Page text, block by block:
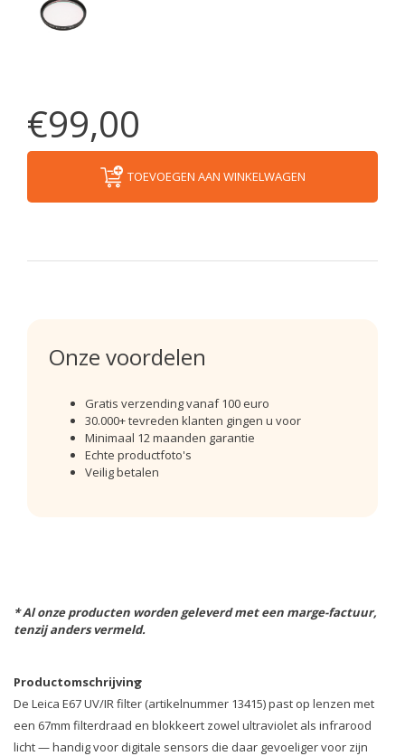
€99,00
TOEVOEGEN AAN WINKELWAGEN
Onze voordelen
Gratis verzending vanaf 100 euro
30.000+ tevreden klanten gingen u voor
Minimaal 12 maanden garantie
Echte productfoto's
Veilig betalen
* Al onze producten worden geleverd met een marge-factuur,
tenzij anders vermeld.
Productomschrijving
De Leica E67 UV/IR filter (artikelnummer 13415) past op lenzen met
een 67mm filterdraad en blokkeert zowel ultraviolet als infrarood
licht — handig voor digitale sensors die daar gevoeliger voor zijn